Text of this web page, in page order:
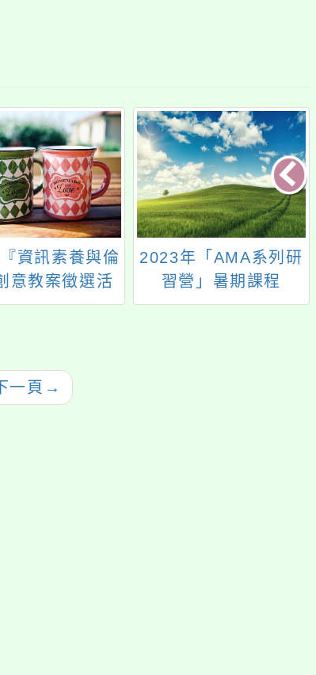
資訊素養與倫
意教案徵選活
動
2023年「AMA系列研
習營」暑期課程
一頁 →